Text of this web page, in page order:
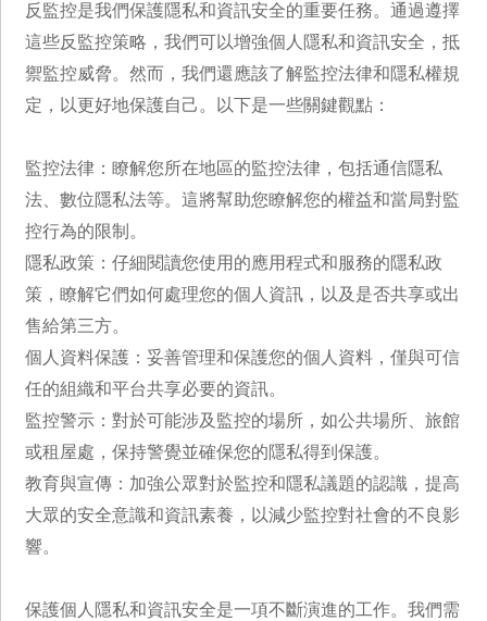
反監控是我們保護隱私和資訊安全的重要任務。通過遵擇
這些反監控策略，我們可以增強個人隱私和資訊安全，抵
禦監控威脅。然而，我們還應該了解監控法律和隱私權規
定，以更好地保護自己。以下是一些關鍵觀點：
監控法律：瞭解您所在地區的監控法律，包括通信隱私
法、數位隱私法等。這將幫助您瞭解您的權益和當局對監
控行為的限制。
隱私政策：仔細閱讀您使用的應用程式和服務的隱私政
策，瞭解它們如何處理您的個人資訊，以及是否共享或出
售給第三方。
個人資料保護：妥善管理和保護您的個人資料，僅與可信
任的組織和平台共享必要的資訊。
監控警示：對於可能涉及監控的場所，如公共場所、旅館
或租屋處，保持警覺並確保您的隱私得到保護。
教育與宣傳：加強公眾對於監控和隱私議題的認識，提高
大眾的安全意識和資訊素養，以減少監控對社會的不良影
響。
保護個人隱私和資訊安全是一項不斷演進的工作。我們需